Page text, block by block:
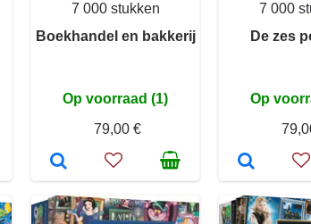
7 000 stukken
Boekhandel en bakkerij
Op voorraad (1)
79,00 €
7 000
De zes
Op